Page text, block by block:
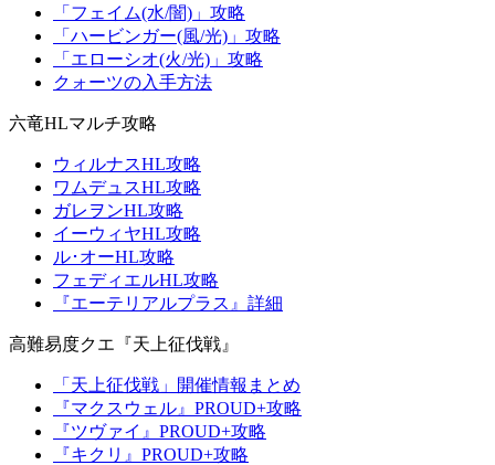
「フェイム(水/闇)」攻略
「ハービンガー(風/光)」攻略
「エローシオ(火/光)」攻略
クォーツの入手方法
六竜HLマルチ攻略
ウィルナスHL攻略
ワムデュスHL攻略
ガレヲンHL攻略
イーウィヤHL攻略
ル･オーHL攻略
フェディエルHL攻略
『エーテリアルプラス』詳細
高難易度クエ『天上征伐戦』
「天上征伐戦」開催情報まとめ
『マクスウェル』PROUD+攻略
『ツヴァイ』PROUD+攻略
『キクリ』PROUD+攻略